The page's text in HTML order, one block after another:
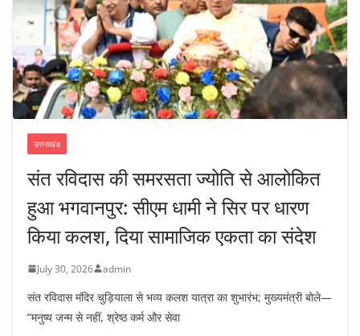
उत्तराखंड
संत रविदास की समरसता ज्योति से आलोकित
हुआ भगवानपुर: सीएम धामी ने सिर पर धारण
किया कलश, दिया सामाजिक एकता का संदेश
July 30, 2026 admin
संत रविदास मंदिर चुड़ियाला से भव्य कलश यात्रा का शुभारंभ; मुख्यमंत्री बोले—
“मनुष्य जन्म से नहीं, श्रेष्ठ कर्म और सेवा